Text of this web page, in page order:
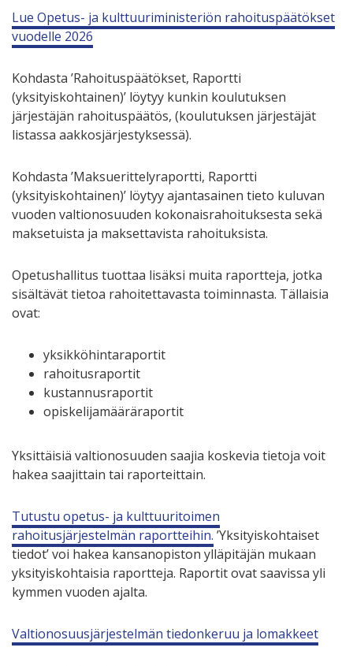
Lue Opetus- ja kulttuuriministeriön rahoituspäätökset
vuodelle 2026
Kohdasta ’Rahoituspäätökset, Raportti
(yksityiskohtainen)’ löytyy kunkin koulutuksen
järjestäjän rahoituspäätös, (koulutuksen järjestäjät
listassa aakkosjärjestyksessä).
Kohdasta ’Maksuerittelyraportti, Raportti
(yksityiskohtainen)’ löytyy ajantasainen tieto kuluvan
vuoden valtionosuuden kokonaisrahoituksesta sekä
maksetuista ja maksettavista rahoituksista.
Opetushallitus tuottaa lisäksi muita raportteja, jotka
sisältävät tietoa rahoitettavasta toiminnasta. Tällaisia
ovat:
yksikköhintaraportit
rahoitusraportit
kustannusraportit
opiskelijamääräraportit
Yksittäisiä valtionosuuden saajia koskevia tietoja voit
hakea saajittain tai raporteittain.
Tutustu opetus- ja kulttuuritoimen
rahoitusjärjestelmän raportteihin. ’Yksityiskohtaiset
tiedot’ voi hakea kansanopiston ylläpitäjän mukaan
yksityiskohtaisia raportteja. Raportit ovat saavissa yli
kymmen vuoden ajalta.
Valtionosuusjärjestelmän tiedonkeruu ja lomakkeet